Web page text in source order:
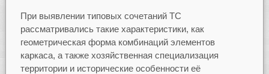
При выявлении типовых сочетаний ТС
рассматривались такие характеристики, как
геометрическая форма комбинаций элементов
каркаса, а также хозяйственная специализация
территории и исторические особенности её